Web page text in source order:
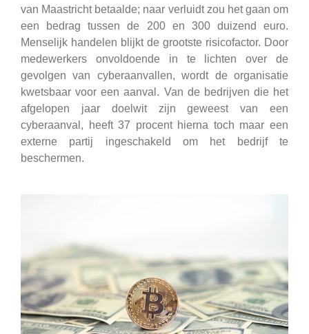
van Maastricht betaalde; naar verluidt zou het gaan om
een bedrag tussen de 200 en 300 duizend euro.
Menselijk handelen blijkt de grootste risicofactor. Door
medewerkers onvoldoende in te lichten over de
gevolgen van cyberaanvallen, wordt de organisatie
kwetsbaar voor een aanval. Van de bedrijven die het
afgelopen jaar doelwit zijn geweest van een
cyberaanval, heeft 37 procent hierna toch maar een
externe partij ingeschakeld om het bedrijf te
beschermen.